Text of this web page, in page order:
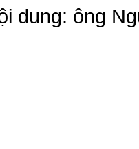
dung: ông